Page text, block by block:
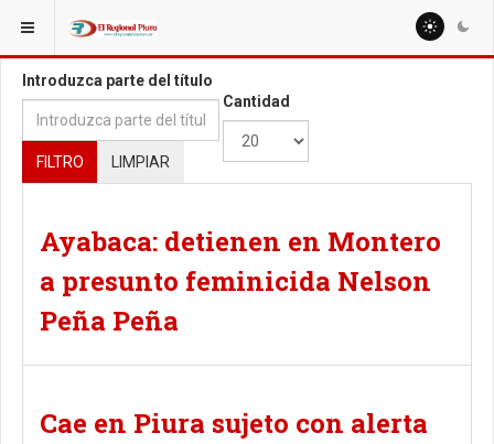
ESTÁ AQUÍ: TAGS
Introduzca parte del título
FILTRO LIMPIAR
Cantidad
Ayabaca: detienen en Montero
a presunto feminicida Nelson
Peña Peña
Cae en Piura sujeto con alerta